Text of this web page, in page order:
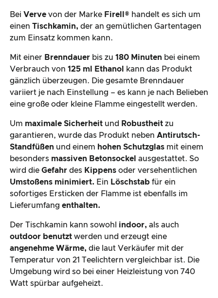
Bei Verve von der Marke Firell® handelt es sich um
einen Tischkamin, der an gemütlichen Gartentagen
zum Einsatz kommen kann.
Mit einer Brenndauer bis zu 180 Minuten bei einem
Verbrauch von 125 ml Ethanol
kann das Produkt
gänzlich überzeugen. Die gesamte Brenndauer
variiert je nach Einstellung – es kann je nach Belieben
eine große oder kleine Flamme eingestellt werden.
Um maximale Sicherheit und Robustheit zu
garantieren, wurde das Produkt neben Antirutsch-
Standfüßen und einem hohen Schutzglas mit einem
besonders massiven Betonsockel ausgestattet. So
wird die Gefahr des Kippens oder versehentlichen
Umstoßens minimiert. Ein Löschstab für ein
sofortiges Ersticken der Flamme ist ebenfalls im
Lieferumfang enthalten.
Der Tischkamin kann sowohl indoor, als auch
outdoor benutzt werden und erzeugt eine
angenehme Wärme, die laut Verkäufer mit der
Temperatur von 21 Teelichtern vergleichbar ist. Die
Umgebung wird so bei einer Heizleistung von 740
Watt spürbar aufgeheizt.